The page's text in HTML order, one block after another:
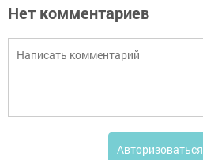
Нет комментариев
Авторизоваться